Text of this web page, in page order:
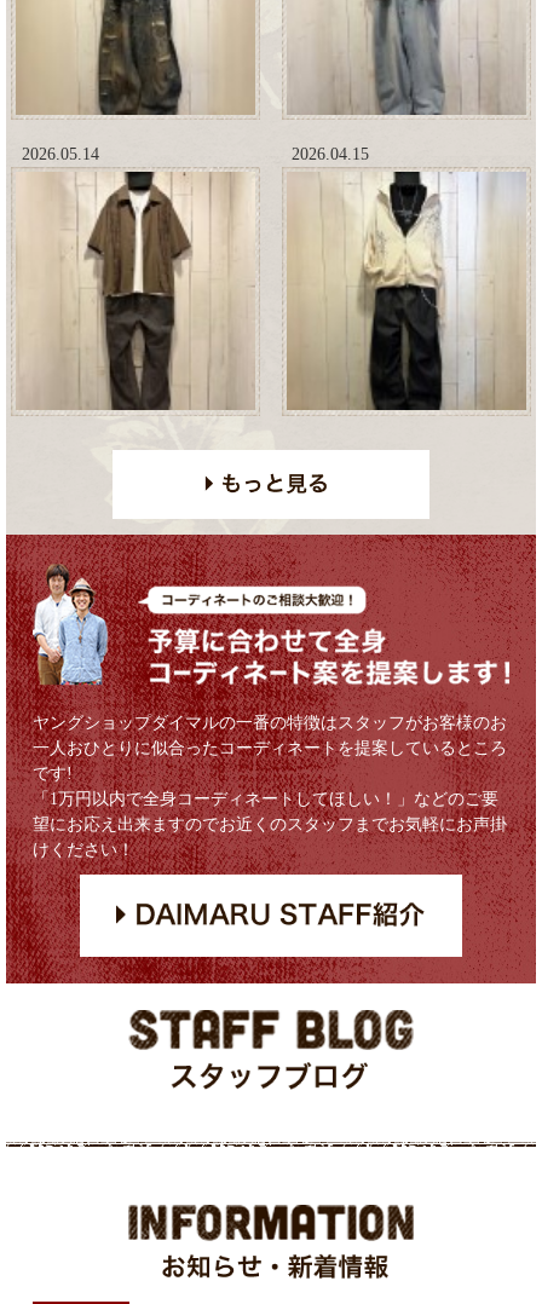
2026.05.14 2026.04.15
ヤングショップダイマルの一番の特徴はスタッフがお客様のお
一人おひとりに似合ったコーディネートを提案しているところ
です!
「1万円以内で全身コーディネートしてほしい！」などのご要
望にお応え出来ますのでお近くのスタッフまでお気軽にお声掛
けください！